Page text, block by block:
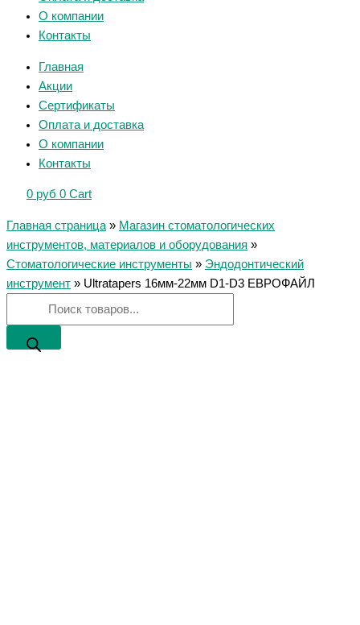
О компании
Контакты
Главная
Акции
Сертификаты
Оплата и доставка
О компании
Контакты
0 руб 0 Cart
Главная страница » Магазин стоматологических
инструментов, материалов и оборудования »
Стоматологические инструменты » Эндодонтический
инструмент » Ultratapers 16мм-22мм D1-D3 ЕВРОФАЙЛ